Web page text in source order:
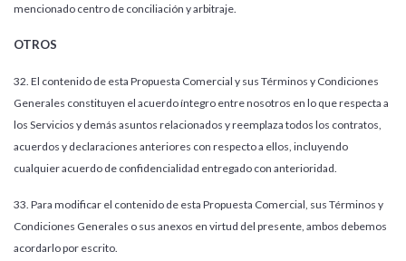
mencionado centro de conciliación y arbitraje.
OTROS
32. El contenido de esta Propuesta Comercial y sus Términos y Condiciones
Generales constituyen el acuerdo íntegro entre nosotros en lo que respecta a
los Servicios y demás asuntos relacionados y reemplaza todos los contratos,
acuerdos y declaraciones anteriores con respecto a ellos, incluyendo
cualquier acuerdo de confidencialidad entregado con anterioridad.
33. Para modificar el contenido de esta Propuesta Comercial, sus Términos y
Condiciones Generales o sus anexos en virtud del presente, ambos debemos
acordarlo por escrito.